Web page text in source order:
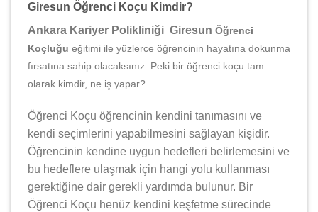
Giresun Öğrenci Koçu Kimdir?
Ankara Kariyer Polikliniği Giresun Öğrenci
Koçluğu eğitimi ile yüzlerce öğrencinin hayatına dokunma
fırsatına sahip olacaksınız. Peki bir öğrenci koçu tam
olarak kimdir, ne iş yapar?
Öğrenci Koçu öğrencinin kendini tanımasını ve
kendi seçimlerini yapabilmesini sağlayan kişidir.
Öğrencinin kendine uygun hedefleri belirlemesini ve
bu hedeflere ulaşmak için hangi yolu kullanması
gerektiğine dair gerekli yardımda bulunur. Bir
Öğrenci Koçu henüz kendini keşfetme sürecinde